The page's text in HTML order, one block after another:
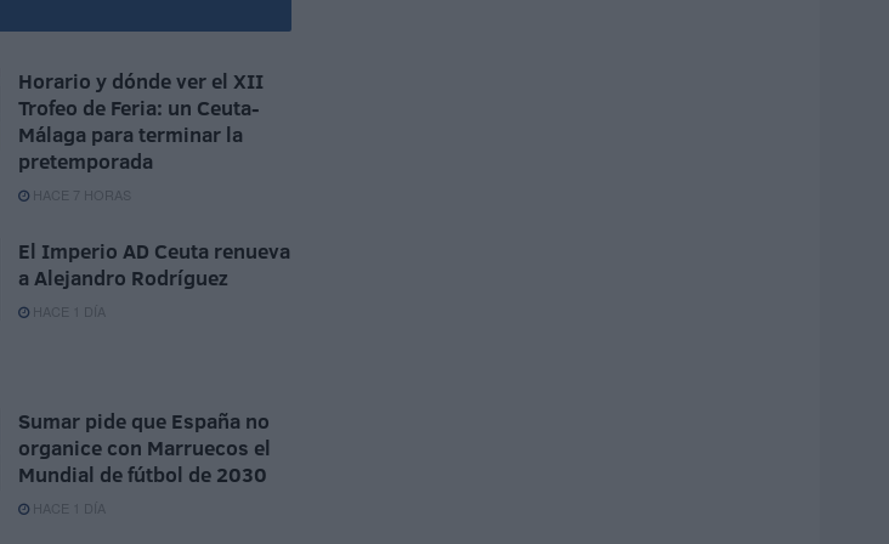
Horario y dónde ver el XII
Trofeo de Feria: un Ceuta-
Málaga para terminar la
pretemporada
HACE 7 HORAS
El Imperio AD Ceuta renueva
a Alejandro Rodríguez
HACE 1 DÍA
Sumar pide que España no
organice con Marruecos el
Mundial de fútbol de 2030
HACE 1 DÍA